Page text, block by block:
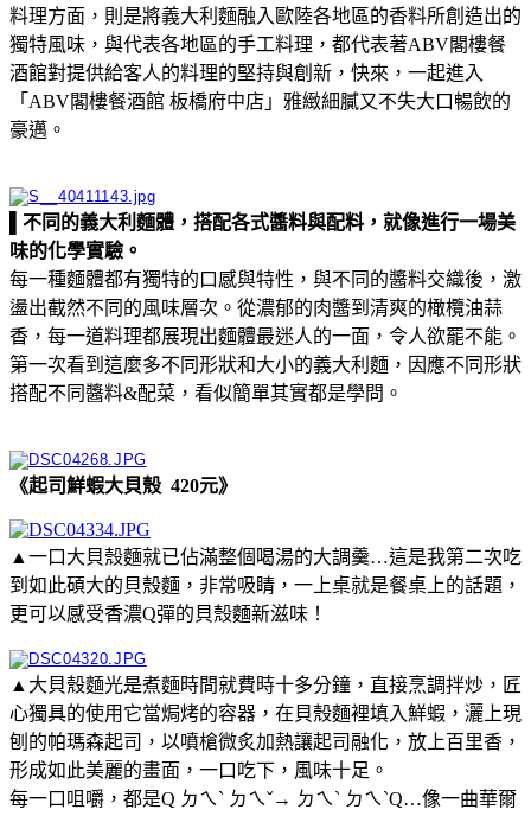
料理方面，則是將義大利麵融入歐陸各地區的香料所創造出的
獨特風味，與代表各地區的手工料理，都代表著ABV閣樓餐
酒館對提供給客人的料理的堅持與創新，快來，一起進入
「ABV閣樓餐酒館 板橋府中店」雅緻細膩又不失大口暢飲的
豪邁。
不同的義大利麵體，搭配各式醬料與配料，就像進行一場美
味的化學實驗。
每一種麵體都有獨特的口感與特性，與不同的醬料交織後，激
盪出截然不同的風味層次。從濃郁的肉醬到清爽的橄欖油蒜
香，每一道料理都展現出麵體最迷人的一面，令人欲罷不能。
第一次看到這麼多不同形狀和大小的義大利麵，因應不同形狀
搭配不同醬料&配菜，看似簡單其實都是學問。
《起司鮮蝦大貝殼 420元》
▲一口大貝殼麵就已佔滿整個喝湯的大調羹…這是我第二次吃
到如此碩大的貝殼麵，非常吸睛，一上桌就是餐桌上的話題，
更可以感受香濃Q彈的貝殼麵新滋味！
▲大貝殼麵光是煮麵時間就費時十多分鐘，直接烹調拌炒，匠
心獨具的使用它當焗烤的容器，在貝殼麵裡填入鮮蝦，灑上現
刨的帕瑪森起司，以噴槍微炙加熱讓起司融化，放上百里香，
形成如此美麗的畫面，一口吃下，風味十足。
每一口咀嚼，都是Q ㄉㄟˋ ㄉㄟˇ→ ㄉㄟˋ ㄉㄟˋQ…像一曲華爾